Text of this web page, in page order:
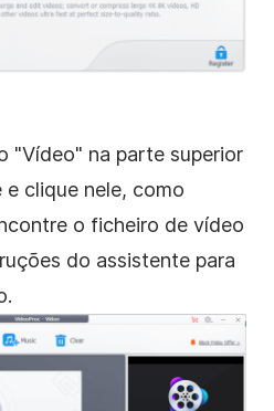
"Vídeo" na parte superior
clique nele, como
o ficheiro de vídeo
do assistente para